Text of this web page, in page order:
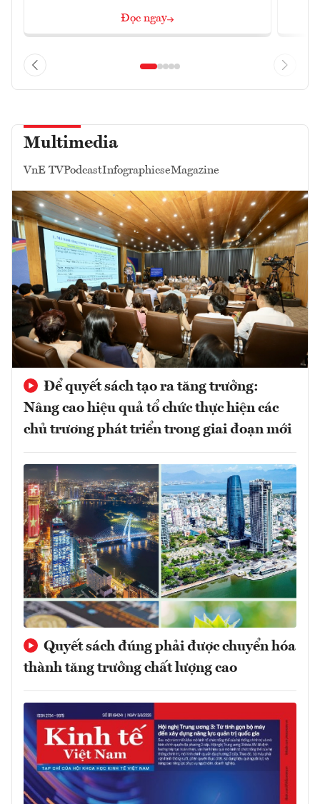
Đọc ngay
Multimedia
VnE TVPodcastInfographicseMagazine
Để quyết sách tạo ra tăng trưởng:
Nâng cao hiệu quả tổ chức thực hiện các
chủ trương phát triển trong giai đoạn mới
Quyết sách đúng phải được chuyển hóa
thành tăng trưởng chất lượng cao